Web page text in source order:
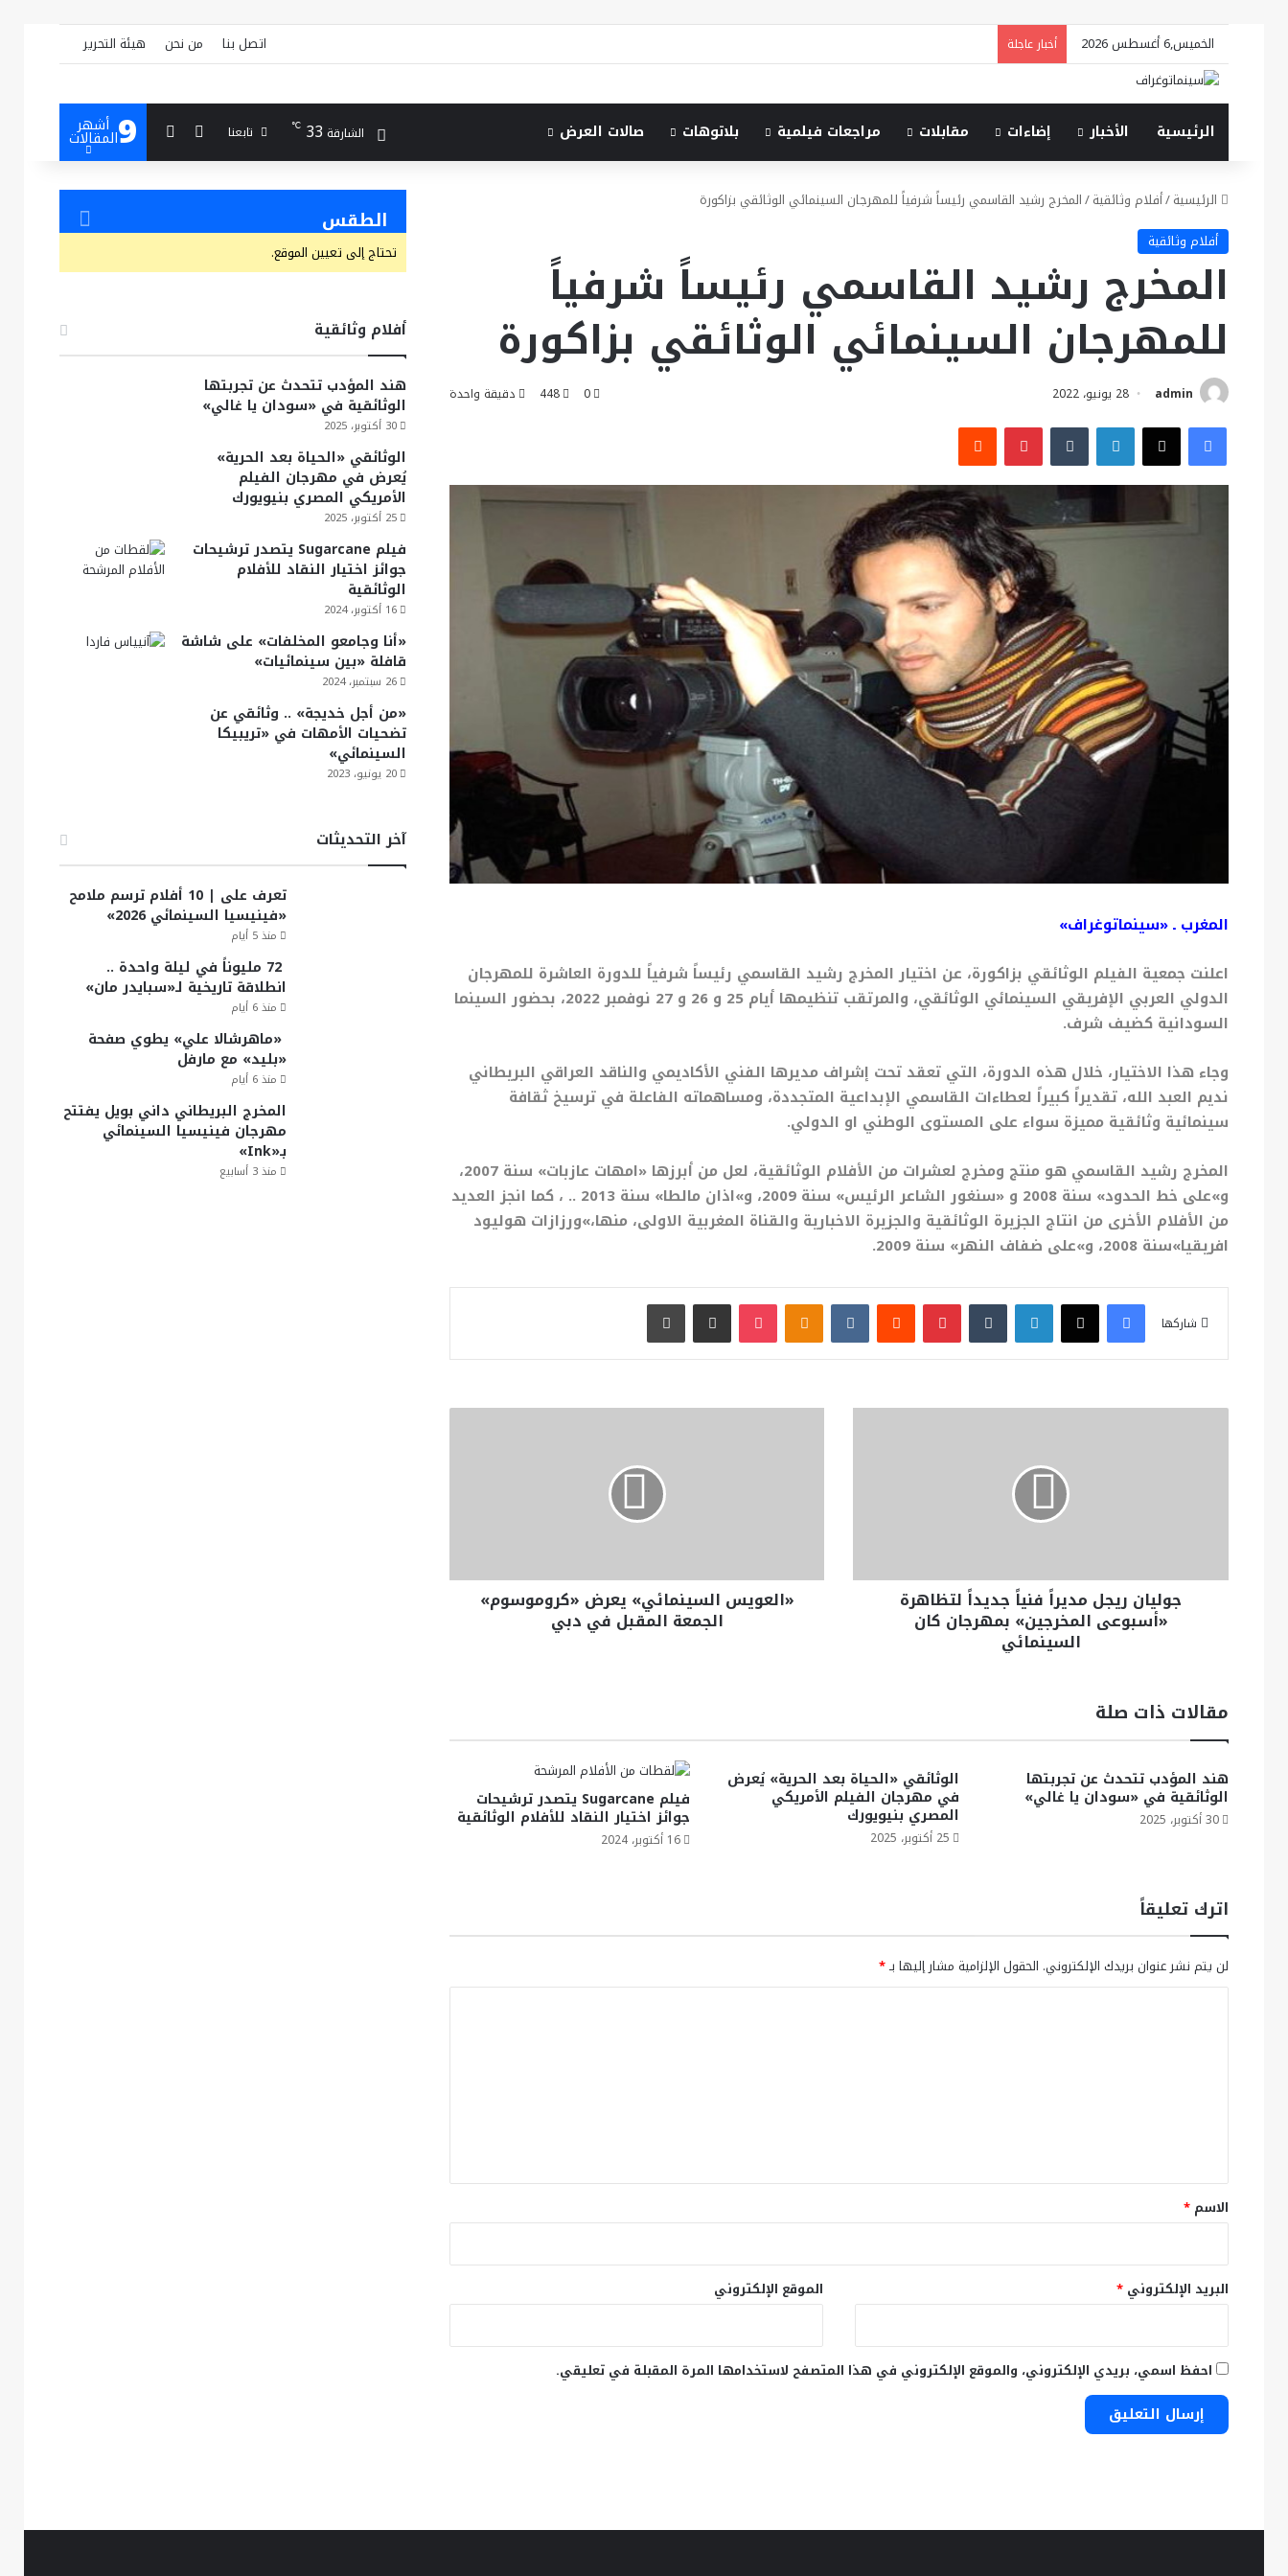
الخميس,6 أغسطس 2026 أخبار عاجلة اتصل بنا من نحن هيئة التحرير
الرئيسية الأخبار إضاءات مقابلات مراجعات فيلمية بلاتوهات صالات العرض الشارقة 33
℃ تابعنا إضافة عمود جانبي
بحث عن
9 أشهر
المقالات
الرئيسية/أفلام وثائقية/المخرج رشيد القاسمي رئيساً شرفياً للمهرجان السينمائي الوثائقي بزاكورة
أفلام وثائقية
المخرج رشيد القاسمي رئيساً شرفياً
للمهرجان السينمائي الوثائقي بزاكورة
admin 28 يونيو، 2022 0
448 دقيقة واحدة
فيسبوكX لينكدإن بينتيريست
المغرب ـ «سينماتوغراف»
اعلنت جمعية الفيلم الوثائقي بزاكورة، عن اختيار المخرج رشيد القاسمي رئيساً شرفياً للدورة العاشرة للمهرجان
الدولي العربي الإفريقي السينمائي الوثائقي، والمرتقب تنظيمها أيام 25 و 26 و 27 نوفمبر 2022، بحضور السينما
السودانية كضيف شرف.
وجاء هذا الاختيار، خلال هذه الدورة، التي تعقد تحت إشراف مديرها الفني الأكاديمي والناقد العراقي البريطاني
نديم العبد الله، تقديراً كبيراً لعطاءات القاسمي الإبداعية المتجددة، ومساهماته الفاعلة في ترسيخ ثقافة
سينمائية وثائقية مميزة سواء على المستوى الوطني او الدولي.
المخرج رشيد القاسمي هو منتج ومخرج لعشرات من الأفلام الوثائقية، لعل من أبرزها «امهات عازبات» سنة 2007،
و»على خط الحدود» سنة 2008 و «سنغور الشاعر الرئيس» سنة 2009، و»اذان مالطا» سنة 2013 .. ، كما انجز العديد
من الأفلام الأخرى من انتاج الجزيرة الوثائقية والجزيرة الاخبارية والقناة المغربية الاولى، منها،»ورزازات هوليود
افريقيا»سنة 2008، و»على ضفاف النهر» سنة 2009.
شاركها
فيسبوكX لينكدإن بينتيريست Odnoklassniki
بوكيت مشاركة عبر البريد طباعة
جوليان ريجل مديراً فنياً جديداً لتظاهرة
«أسبوعى المخرجين» بمهرجان كان
السينمائي
«العويس السينمائي» يعرض «كروموسوم»
الجمعة المقبل في دبي
مقالات ذات صلة
هند المؤدب تتحدث عن تجربتها
الوثائقية في «سودان يا غالي»
30 أكتوبر، 2025
الوثائقي «الحياة بعد الحرية» يُعرض
في مهرجان الفيلم الأمريكي
المصري بنيويورك
25 أكتوبر، 2025
فيلم Sugarcane يتصدر ترشيحات
جوائز اختيار النقاد للأفلام الوثائقية
16 أكتوبر، 2024
اترك تعليقاً
لن يتم نشر عنوان بريدك الإلكتروني. الحقول الإلزامية مشار إليها بـ*
*
الاسم *
البريد الإلكتروني * الموقع الإلكتروني
احفظ اسمي، بريدي الإلكتروني، والموقع الإلكتروني في هذا المتصفح لاستخدامها المرة المقبلة في تعليقي.
الطقس
تحتاج إلى تعيين الموقع.
أفلام وثائقية
هند المؤدب تتحدث عن تجربتها
الوثائقية في «سودان يا غالي»
30 أكتوبر، 2025
الوثائقي «الحياة بعد الحرية»
يُعرض في مهرجان الفيلم
الأمريكي المصري بنيويورك
25 أكتوبر، 2025
فيلم Sugarcane يتصدر ترشيحات
جوائز اختيار النقاد للأفلام
الوثائقية
16 أكتوبر، 2024
«أنا وجامعو المخلفات» على شاشة
قافلة «بين سينمائيات»
26 سبتمبر، 2024
«من أجل خديجة» .. وثائقي عن
تضحيات الأمهات في «تريبيكا
السينمائي»
20 يونيو، 2023
آخر التحديثات
تعرف على | 10 أفلام ترسم ملامح
«فينيسيا السينمائي 2026»
منذ 5 أيام
72 مليوناً في ليلة واحدة ..
انطلاقة تاريخية لـ«سبايدر مان»
منذ 6 أيام
«ماهرشالا علي» يطوي صفحة
«بليد» مع مارفل
منذ 6 أيام
المخرج البريطاني داني بويل يفتتح
مهرجان فينيسيا السينمائي
بـ«Ink»
منذ 3 أسابيع